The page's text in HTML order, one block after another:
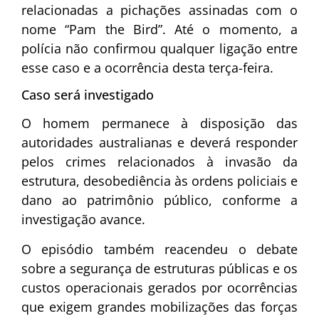
relacionadas a pichações assinadas com o
nome “Pam the Bird”. Até o momento, a
polícia não confirmou qualquer ligação entre
esse caso e a ocorrência desta terça-feira.
Caso será investigado
O homem permanece à disposição das
autoridades australianas e deverá responder
pelos crimes relacionados à invasão da
estrutura, desobediência às ordens policiais e
dano ao patrimônio público, conforme a
investigação avance.
O episódio também reacendeu o debate
sobre a segurança de estruturas públicas e os
custos operacionais gerados por ocorrências
que exigem grandes mobilizações das forças